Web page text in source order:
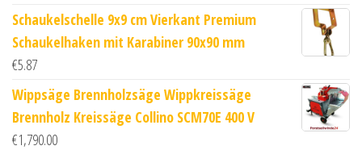
Schaukelschelle 9x9 cm Vierkant Premium
Schaukelhaken mit Karabiner 90x90 mm
€5.87
Wippsäge Brennholzsäge Wippkreissäge
Brennholz Kreissäge Collino SCM70E 400 V
€1,790.00